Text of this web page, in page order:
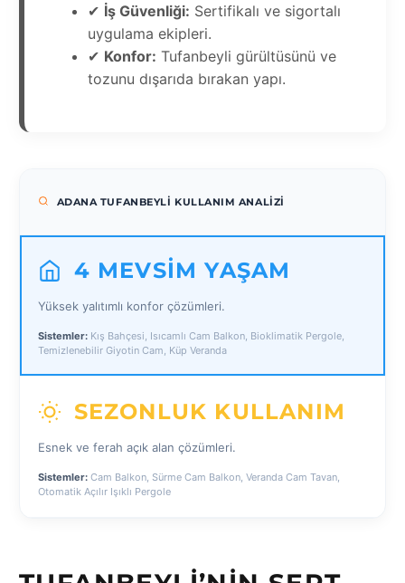
✔ İş Güvenliği: Sertifikalı ve sigortalı
uygulama ekipleri.
✔ Konfor: Tufanbeyli gürültüsünü ve
tozunu dışarıda bırakan yapı.
ADANA TUFANBEYLI KULLANIM ANALIZI
4 MEVSIM YAŞAM
Yüksek yalıtımlı konfor çözümleri.
Sistemler: Kış Bahçesi, Isıcamlı Cam Balkon, Bioklimatik Pergole,
Temizlenebilir Giyotin Cam, Küp Veranda
SEZONLUK KULLANIM
Esnek ve ferah açık alan çözümleri.
Sistemler: Cam Balkon, Sürme Cam Balkon, Veranda Cam Tavan,
Otomatik Açılır Işıklı Pergole